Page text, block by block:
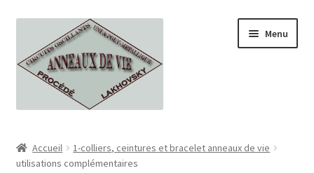
la
navigation
contenu
Menu
Boutique
Accueil
1-colliers, ceintures et bracelet anneaux de vie
utilisations complémentaires